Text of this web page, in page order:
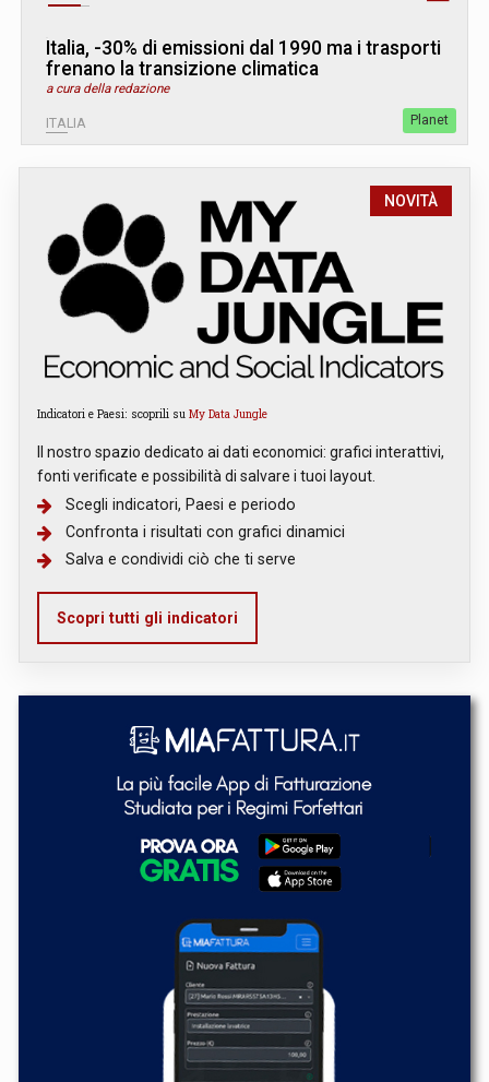
Italia, -30% di emissioni dal 1990 ma i trasporti
frenano la transizione climatica
a cura della redazione
ITALIA Planet
NOVITÀ
Indicatori e Paesi: scoprili su My Data Jungle
Il nostro spazio dedicato ai dati economici: grafici interattivi,
fonti verificate e possibilità di salvare i tuoi layout.
Scegli indicatori, Paesi e periodo
Confronta i risultati con grafici dinamici
Salva e condividi ciò che ti serve
Scopri tutti gli indicatori